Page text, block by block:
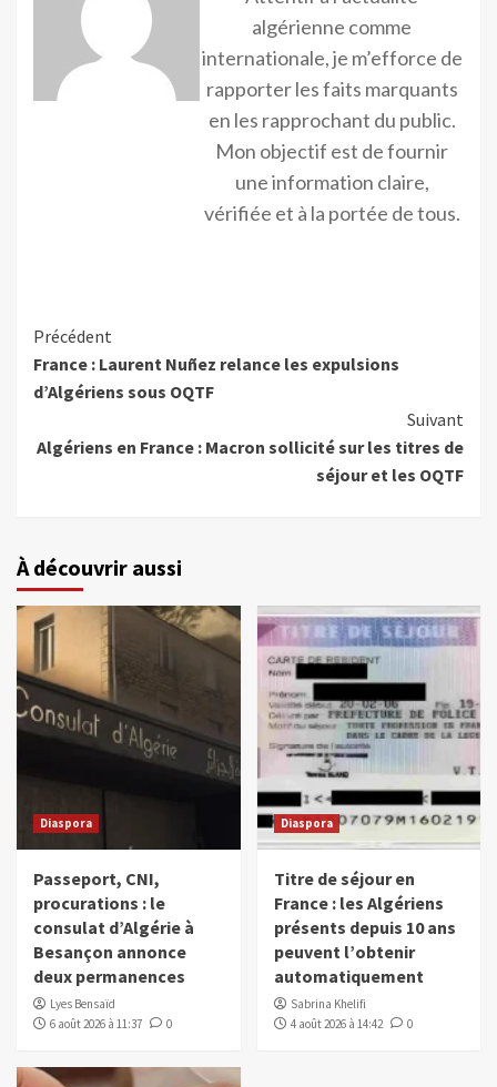
algérienne comme
internationale, je m’efforce de
rapporter les faits marquants
en les rapprochant du public.
Mon objectif est de fournir
une information claire,
vérifiée et à la portée de tous.
Précédent
France : Laurent Nuñez relance les expulsions
d’Algériens sous OQTF
Suivant
Algériens en France : Macron sollicité sur les titres de
séjour et les OQTF
À découvrir aussi
Diaspora
Passeport, CNI,
procurations : le
consulat d’Algérie à
Besançon annonce
deux permanences
Lyes Bensaïd
6 août 2026 à 11:37
0
Diaspora
Titre de séjour en
France : les Algériens
présents depuis 10 ans
peuvent l’obtenir
automatiquement
Sabrina Khelifi
4 août 2026 à 14:42
0